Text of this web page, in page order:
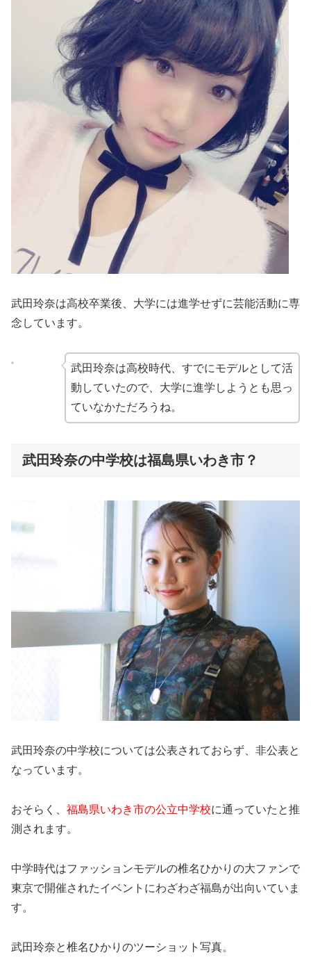
武田玲奈は高校卒業後、大学には進学せずに芸能活動に専
念しています。
武田玲奈は高校時代、すでにモデルとして活
動していたので、大学に進学しようとも思っ
ていなかただろうね。
武田玲奈の中学校は福島県いわき市？
武田玲奈の中学校については公表されておらず、非公表と
なっています。
おそらく、 福島県いわき市の公立中学校に通っていたと推
測されます。
中学時代はファッションモデルの椎名ひかりの大ファンで
東京で開催されたイベントにわざわざ福島が出向いていま
す。
武田玲奈と椎名ひかりのツーショット写真。